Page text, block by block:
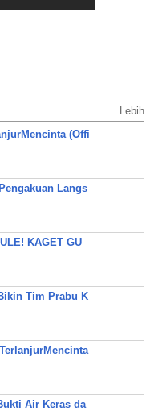
Lebih
(Offi
Langs
KAGET GU
Tim Prabu K
Air Keras da